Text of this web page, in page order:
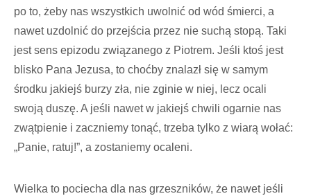
po to, żeby nas wszystkich uwolnić od wód śmierci, a
nawet uzdolnić do przejścia przez nie suchą stopą. Taki
jest sens epizodu związanego z Piotrem. Jeśli ktoś jest
blisko Pana Jezusa, to choćby znalazł się w samym
środku jakiejś burzy zła, nie zginie w niej, lecz ocali
swoją duszę. A jeśli nawet w jakiejś chwili ogarnie nas
zwątpienie i zaczniemy tonąć, trzeba tylko z wiarą wołać:
„Panie, ratuj!”, a zostaniemy ocaleni.
Wielka to pociecha dla nas grzeszników, że nawet jeśli